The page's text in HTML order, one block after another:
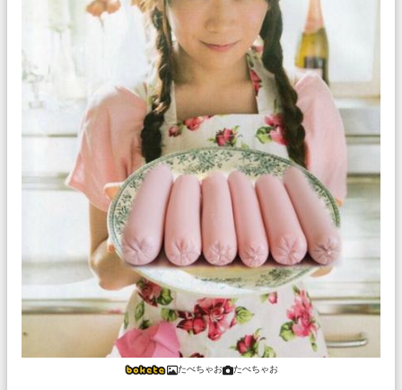
たべちゃお たべちゃお